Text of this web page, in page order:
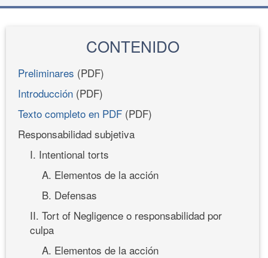
CONTENIDO
Preliminares (PDF)
Introducción (PDF)
Texto completo en PDF (PDF)
Responsabilidad subjetiva
I. Intentional torts
A. Elementos de la acción
B. Defensas
II. Tort of Negligence o responsabilidad por
culpa
A. Elementos de la acción